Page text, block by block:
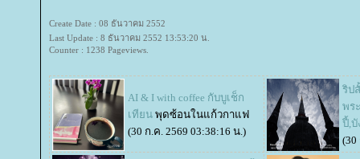
Create Date : 08 ธันวาคม 2552
Last Update : 8 ธันวาคม 2552 13:53:20 น.
Counter : 1238 Pageviews.
AI & I with coffee กับบูเช็ก
เทียน พุดซ้อนในแก้วกาแฟ
(30 ก.ค. 2569 03:38:16 น.)
ริป
พร
ปี้,บั
(30